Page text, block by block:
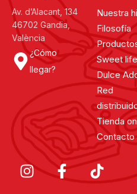
Av. d’Alacant, 134
46702 Gandia,
València
¿Cómo
llegar?
Nuestra
Filosofía
Sweet life
Dulce
Red
Tienda
Contacto